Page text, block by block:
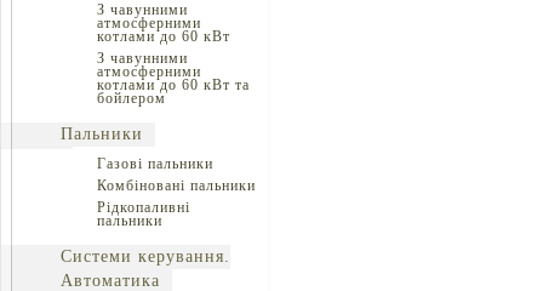
З чавунними
атмосферними
котлами до 60 кВт
З чавунними
атмосферними
котлами до 60 кВт та
бойлером
Пальники
Газові пальники
Комбіновані пальники
Рідкопаливні
пальники
Системи керування.
Автоматика